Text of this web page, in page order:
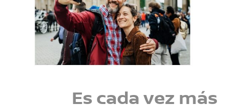
Es cada vez más